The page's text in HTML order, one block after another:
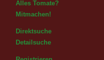
Alles Tomate?
Mitmachen!
Direktsuche
Detailsuche